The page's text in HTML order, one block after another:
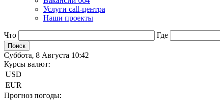
Услуги call-центра
Наши проекты
Что Где
Суббота, 8 Августа 10:42
Курсы валют:
USD
EUR
Прогноз погоды: